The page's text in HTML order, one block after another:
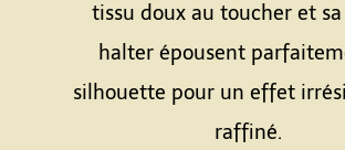
tissu doux au toucher et
halter épousent
silhouette pour un effet
raffiné.